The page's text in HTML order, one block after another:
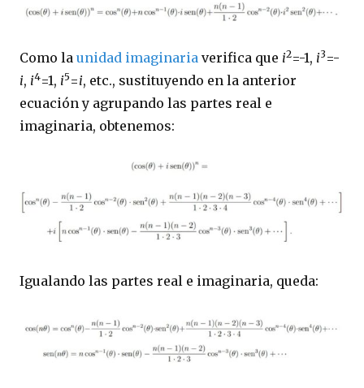
Como la unidad imaginaria verifica que i2=-1, i3 =-
i, i4=1, i5 =i, etc., sustituyendo en la anterior
ecuación y agrupando las partes real e
imaginaria, obtenemos:
Igualando las partes real e imaginaria, queda: